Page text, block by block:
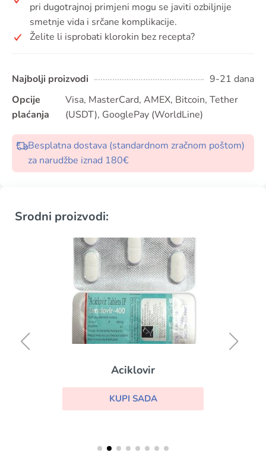
pri dugotrajnoj primjeni mogu se javiti ozbiljnije
smetnje vida i srčane komplikacije.
Želite li isprobati klorokin bez recepta?
Najbolji proizvodi
9-21 dana
Opcije
plaćanja
Visa, MasterCard, AMEX, Bitcoin, Tether
(USDT), GooglePay (WorldLine)
Besplatna dostava (standardnom zračnom poštom)
za narudžbe iznad 180€
Srodni proizvodi:
Aciklovir
KUPI SADA